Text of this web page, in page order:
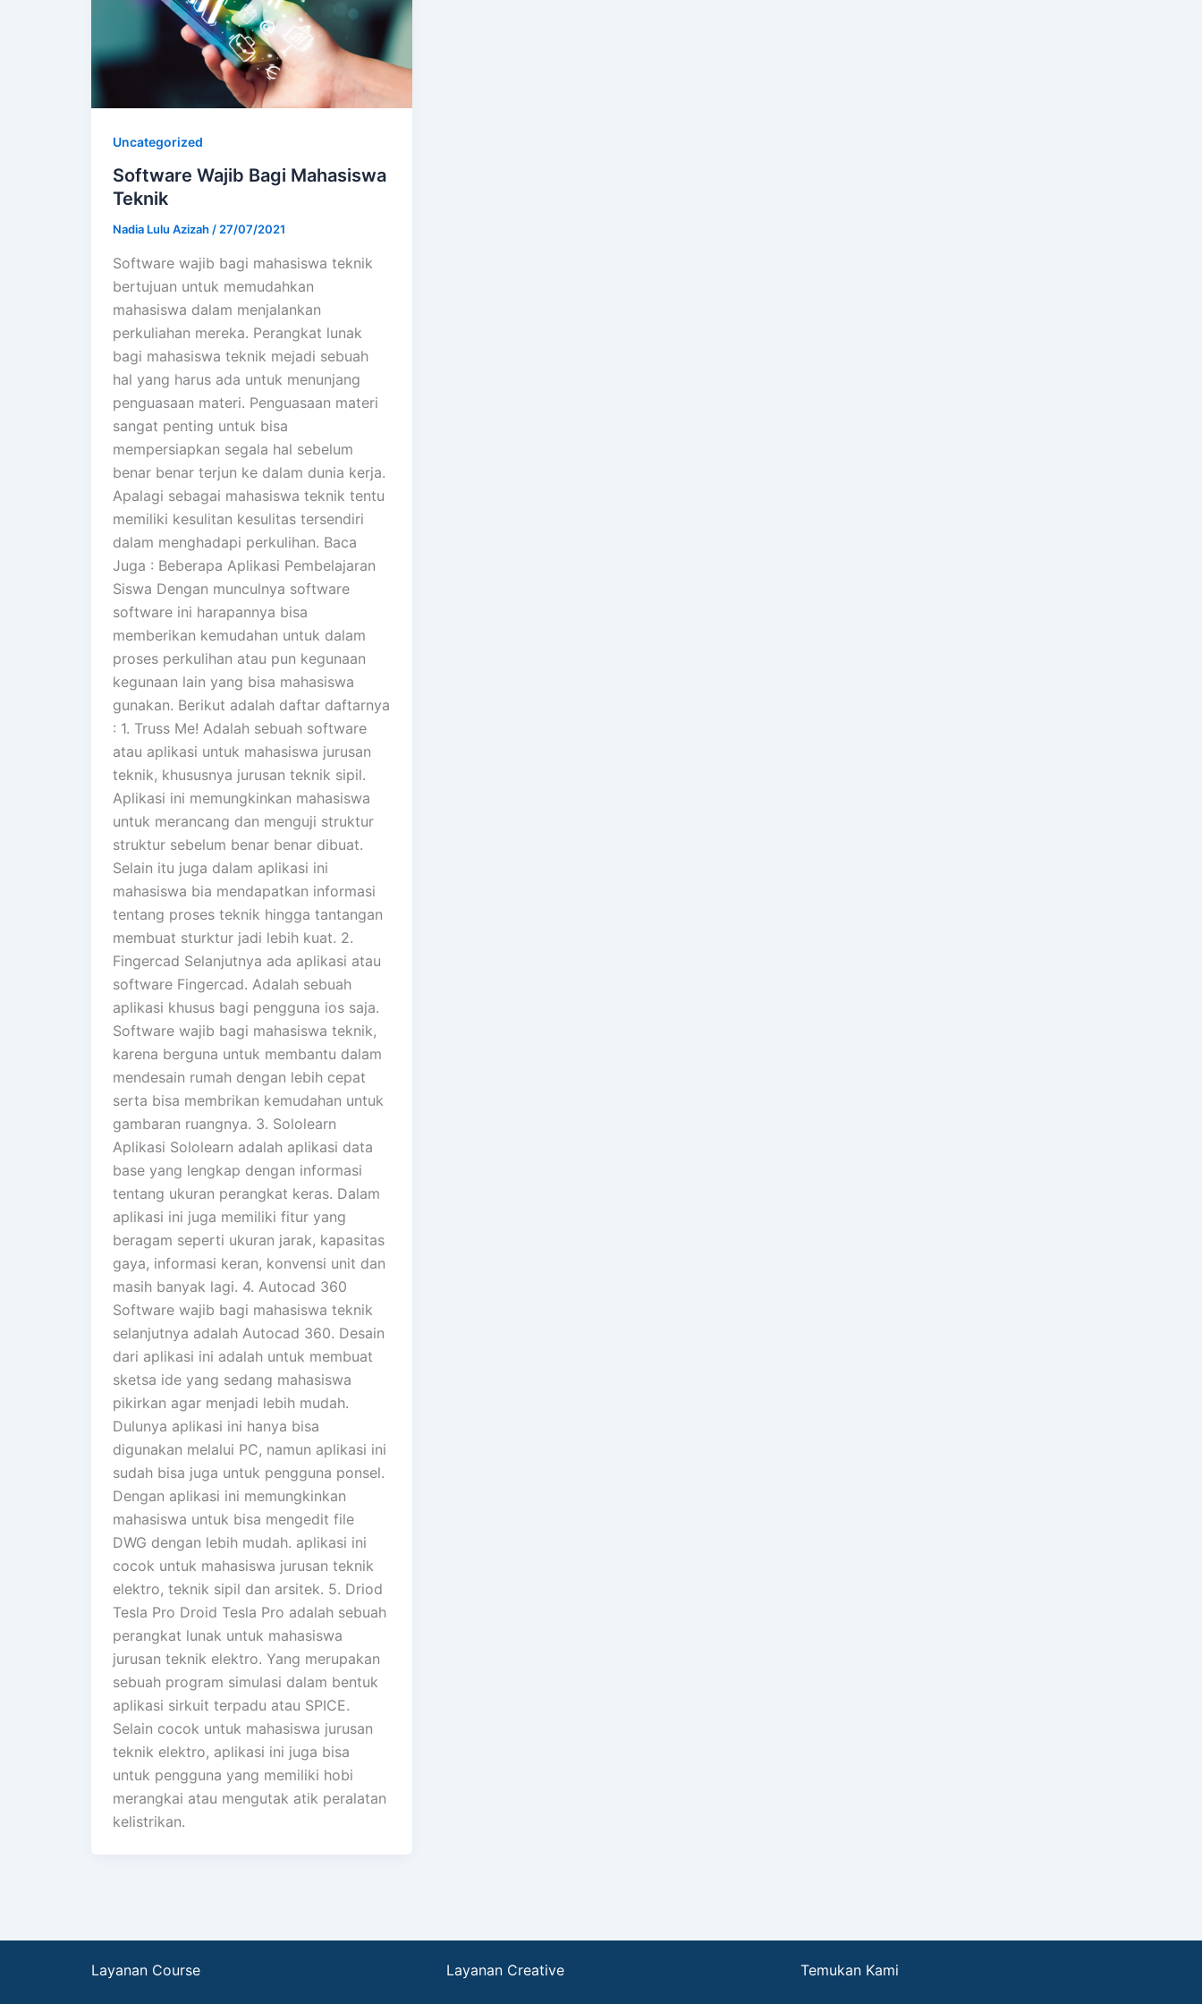
Uncategorized
Software Wajib Bagi Mahasiswa
Teknik
Nadia Lulu Azizah/27/07/2021
Software wajib bagi mahasiswa teknik
bertujuan untuk memudahkan
mahasiswa dalam menjalankan
perkuliahan mereka. Perangkat lunak
bagi mahasiswa teknik mejadi sebuah
hal yang harus ada untuk menunjang
penguasaan materi. Penguasaan materi
sangat penting untuk bisa
mempersiapkan segala hal sebelum
benar benar terjun ke dalam dunia kerja.
Apalagi sebagai mahasiswa teknik tentu
memiliki kesulitan kesulitas tersendiri
dalam menghadapi perkulihan. Baca
Juga : Beberapa Aplikasi Pembelajaran
Siswa Dengan munculnya software
software ini harapannya bisa
memberikan kemudahan untuk dalam
proses perkulihan atau pun kegunaan
kegunaan lain yang bisa mahasiswa
gunakan. Berikut adalah daftar daftarnya
: 1. Truss Me! Adalah sebuah software
atau aplikasi untuk mahasiswa jurusan
teknik, khususnya jurusan teknik sipil.
Aplikasi ini memungkinkan mahasiswa
untuk merancang dan menguji struktur
struktur sebelum benar benar dibuat.
Selain itu juga dalam aplikasi ini
mahasiswa bia mendapatkan informasi
tentang proses teknik hingga tantangan
membuat sturktur jadi lebih kuat. 2.
Fingercad Selanjutnya ada aplikasi atau
software Fingercad. Adalah sebuah
aplikasi khusus bagi pengguna ios saja.
Software wajib bagi mahasiswa teknik,
karena berguna untuk membantu dalam
mendesain rumah dengan lebih cepat
serta bisa membrikan kemudahan untuk
gambaran ruangnya. 3. Sololearn
Aplikasi Sololearn adalah aplikasi data
base yang lengkap dengan informasi
tentang ukuran perangkat keras. Dalam
aplikasi ini juga memiliki fitur yang
beragam seperti ukuran jarak, kapasitas
gaya, informasi keran, konvensi unit dan
masih banyak lagi. 4. Autocad 360
Software wajib bagi mahasiswa teknik
selanjutnya adalah Autocad 360. Desain
dari aplikasi ini adalah untuk membuat
sketsa ide yang sedang mahasiswa
pikirkan agar menjadi lebih mudah.
Dulunya aplikasi ini hanya bisa
digunakan melalui PC, namun aplikasi ini
sudah bisa juga untuk pengguna ponsel.
Dengan aplikasi ini memungkinkan
mahasiswa untuk bisa mengedit file
DWG dengan lebih mudah. aplikasi ini
cocok untuk mahasiswa jurusan teknik
elektro, teknik sipil dan arsitek. 5. Driod
Tesla Pro Droid Tesla Pro adalah sebuah
perangkat lunak untuk mahasiswa
jurusan teknik elektro. Yang merupakan
sebuah program simulasi dalam bentuk
aplikasi sirkuit terpadu atau SPICE.
Selain cocok untuk mahasiswa jurusan
teknik elektro, aplikasi ini juga bisa
untuk pengguna yang memiliki hobi
merangkai atau mengutak atik peralatan
kelistrikan.
Layanan Course Layanan Creative Temukan Kami